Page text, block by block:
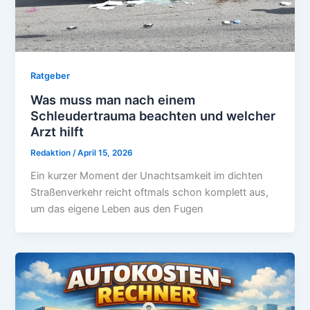
Ratgeber
Was muss man nach einem
Schleudertrauma beachten und welcher
Arzt hilft
Redaktion/April 15, 2026
Ein kurzer Moment der Unachtsamkeit im dichten
Straßenverkehr reicht oftmals schon komplett aus,
um das eigene Leben aus den Fugen